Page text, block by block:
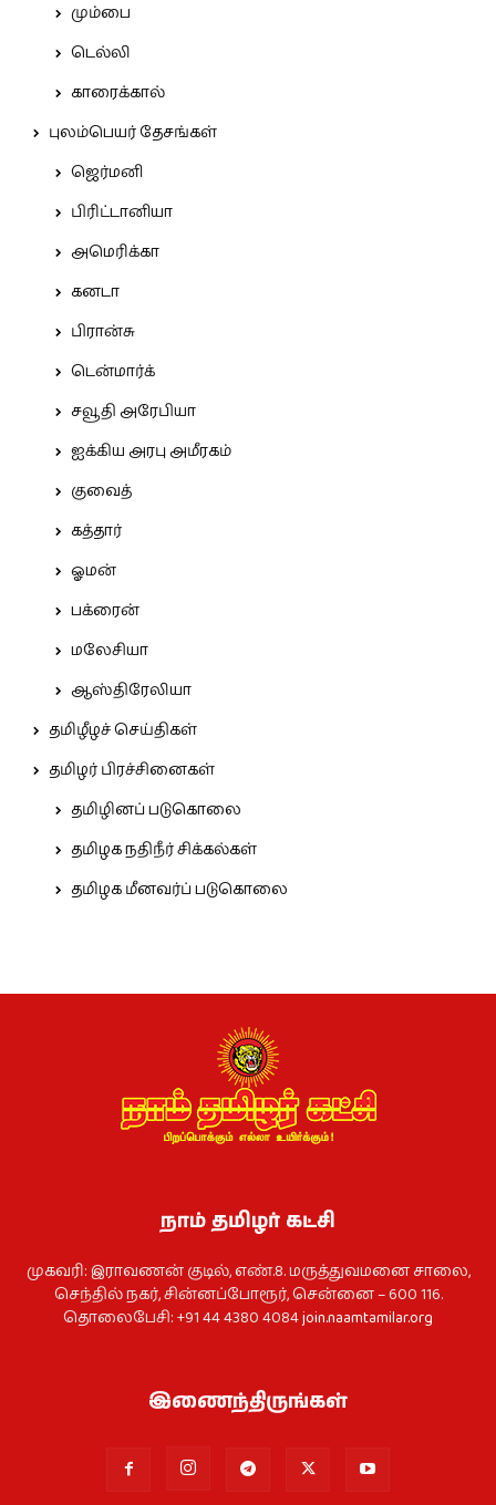
மும்பை
டெல்லி
காரைக்கால்
புலம்பெயர் தேசங்கள்
ஜெர்மனி
பிரிட்டானியா
அமெரிக்கா
கனடா
பிரான்சு
டென்மார்க்
சவூதி அரேபியா
ஐக்கிய அரபு அமீரகம்
குவைத்
கத்தார்
ஓமன்
பக்ரைன்
மலேசியா
ஆஸ்திரேலியா
தமிழீழச் செய்திகள்
தமிழர் பிரச்சினைகள்
தமிழினப் படுகொலை
தமிழக நதிநீர் சிக்கல்கள்
தமிழக மீனவர்ப் படுகொலை
நாம் தமிழர் கட்சி
முகவரி: இராவணன் குடில், எண்.8. மருத்துவமனை சாலை,
செந்தில் நகர், சின்னப்போரூர், சென்னை – 600 116.
தொலைபேசி: +91 44 4380 4084join.naamtamilar.org
இணைந்திருங்கள்